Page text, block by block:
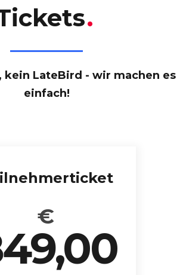
.
kein LateBird - wir machen es
einfach!
€